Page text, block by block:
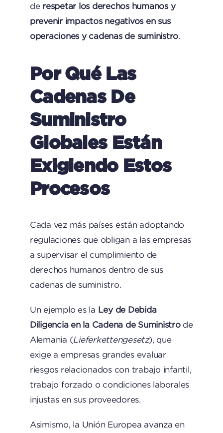
de respetar los derechos humanos y
prevenir impactos negativos en sus
operaciones y cadenas de suministro.
Por Qué Las
Cadenas De
Suministro
Globales Están
Exigiendo Estos
Procesos
Cada vez más países están adoptando
regulaciones que obligan a las empresas
a supervisar el cumplimiento de
derechos humanos dentro de sus
cadenas de suministro.
Un ejemplo es la Ley de Debida
Diligencia en la Cadena de Suministrode
Alemania (Lieferkettengesetz), que
exige a empresas grandes evaluar
riesgos relacionados con trabajo infantil,
trabajo forzado o condiciones laborales
injustas en sus proveedores.
Asimismo, la Unión Europea avanza en